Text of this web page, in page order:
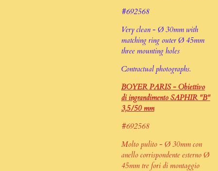
#692568
Very clean - Ø 30mm with
matching ring outer Ø 45mm
three mounting holes
Contractual photographs.
BOYER PARIS - Obiettivo
di ingrandimento SAPHIR "B"
3,5/50 mm
#692568
Molto pulito - Ø 30mm con
anello corrispondente esterno Ø
45mm tre fori di montaggio